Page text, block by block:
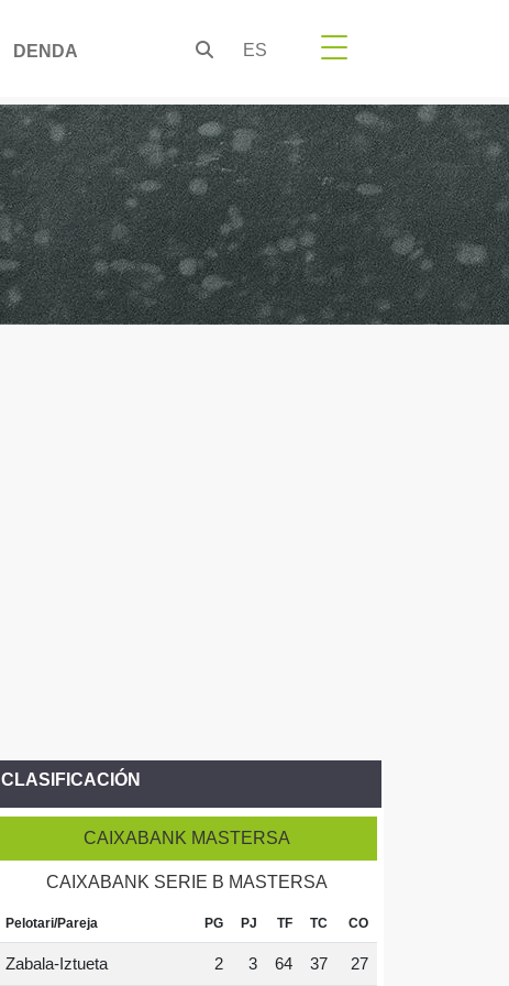
DENDA ES
CLASIFICACIÓN
CAIXABANK MASTERSA
CAIXABANK SERIE B MASTERSA
Pelotari/Pareja PG PJ TF TC CO
Zabala-Iztueta 2 3 64 37 27